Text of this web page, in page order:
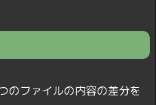
のファイルの内容の差分を